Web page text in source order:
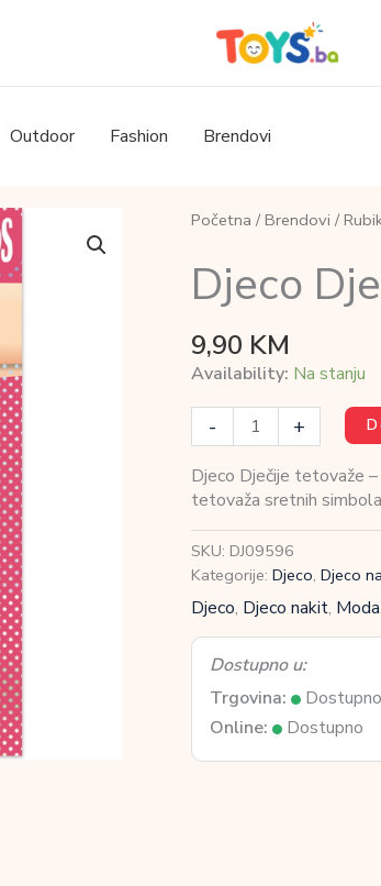
Outdoor Fashion Brendovi
Početna / Brendovi /
Djeco
9,90 KM
Availability: Na stanju
-
Dječije
tetovaže
-
Sretni
Simboli
količina
+
Djeco Dječije tetovaže
tetovaža sretnih
SKU: DJ09596
Kategorije: Djeco, Djeco
Djeco, Djeco nakit, Moda,
Dostupno u:
Trgovina:
Dostupno
Online:
Dostupno